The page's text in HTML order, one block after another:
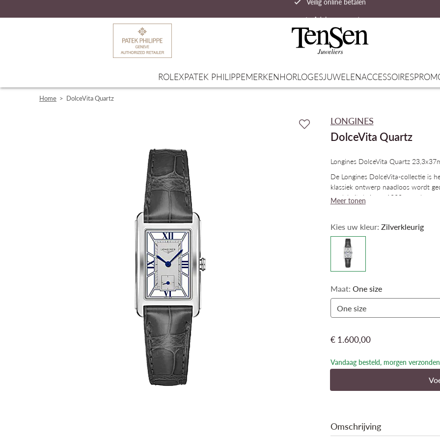
Advies op maat
Snelle verzending
ROLEXPATEK PHILIPPEMERKENHORLOGESJUWELENACCESSOIRES
Home > DolceVita Quartz
LONGINES
DolceVita Quartz
Longines DolceVita Quartz
De Longines DolceVita-collectie is
klassiek ontwerp naadloos wordt
model uit de jaren 1920 en
verhoudingen, heeft de lijn zich
kleuren, zijn een krachtige
Italiaanse levensvreugde uit.
Meer tonen
Kies uw kleur: Zilverkleurig
Maat: One size
One size
€ 1.600,00
Vandaag besteld, morgen verzonden
Omschrijving